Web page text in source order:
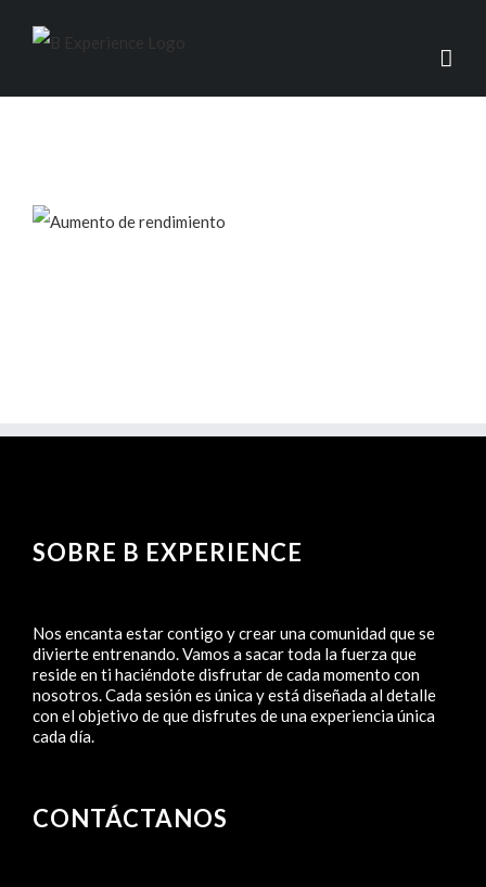
SOBRE B EXPERIENCE
Nos encanta estar contigo y crear una comunidad que se
divierte entrenando. Vamos a sacar toda la fuerza que
reside en ti haciéndote disfrutar de cada momento con
nosotros. Cada sesión es única y está diseñada al detalle
con el objetivo de que disfrutes de una experiencia única
cada día.
CONTÁCTANOS